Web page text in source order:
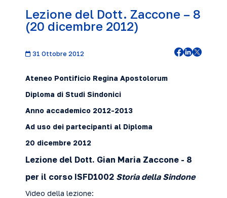
Lezione del Dott. Zaccone – 8
(20 dicembre 2012)
31 Ottobre 2012
Ateneo Pontificio Regina Apostolorum
Diploma di Studi Sindonici
Anno accademico 2012-2013
Ad uso dei partecipanti al Diploma
20 dicembre 2012
Lezione del Dott. Gian Maria Zaccone - 8
per il corso ISFD1002 Storia della Sindone
Video della lezione: